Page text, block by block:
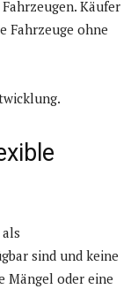
Käufer
Fahrzeuge ohne
sind und keine
Mängel oder eine